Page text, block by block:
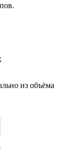
из объёма